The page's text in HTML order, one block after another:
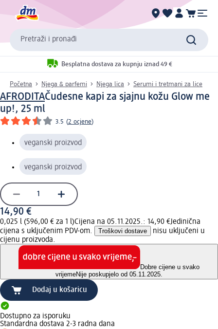
Pretraži i pronađi
Besplatna dostava za kupnju iznad 49 €
Početna Njega & parfemi Njega lica Serumi i tretmani za lice
AFRODITAČudesne kapi za sjajnu kožu Glow me
up!, 25 ml
3.5 (2 ocjene)
veganski proizvod
veganski proizvod
14,90 €
0,025 l (596,00 € za 1 l)Cijena na 05.11.2025.: 14,90 €Jedinična
cijena s uključenim PDV-om.
Troškovi dostave
nisu uključeni u
cijenu proizvoda.
Dobre cijene u svako
vrijemeNije poskupjelo od 05.11.2025.
Dodaj u košaricu
Dostupno za isporuku
Standardna dostava 2-3 radna dana